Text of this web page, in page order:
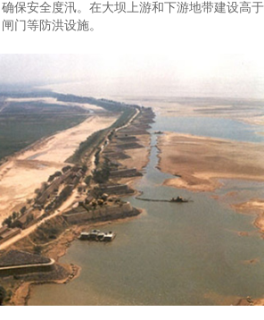
保安全度汛。在大坝上游和下游地带建设高于
门等防洪设施。